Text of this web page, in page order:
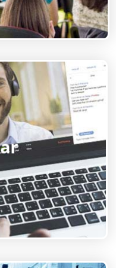
con durata non
ZOOM
attualità.